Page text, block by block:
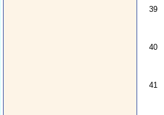
39
40
41